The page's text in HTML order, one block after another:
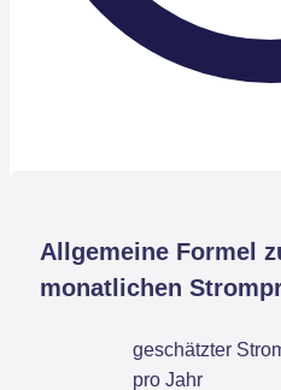
Allgemeine Formel
monatlichen
geschätzter
pro Jahr